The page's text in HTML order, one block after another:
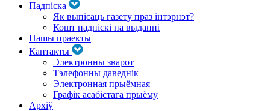
Падпіска
Як выпісаць газету праз інтэрнэт?
Кошт падпіскі на выданні
Нашы праекты
Кантакты
Электронны зварот
Тэлефонны даведнік
Электронная прыёмная
Графік асабістага прыёму
Архіў